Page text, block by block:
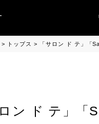
「
トップス 「サロン ド テ」「
ロン ド テ」